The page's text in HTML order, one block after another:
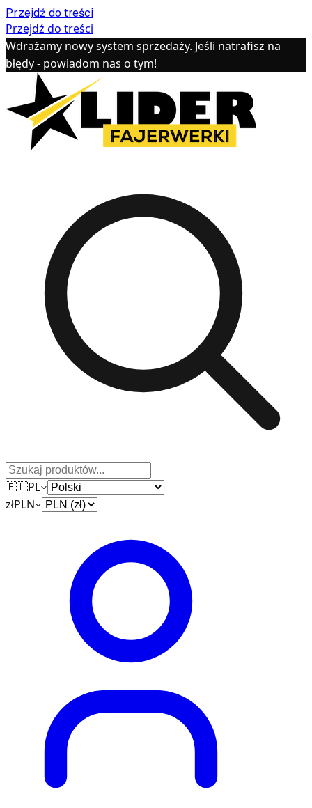
Przejdź do treści
Przejdź do treści
Wdrażamy nowy system sprzedaży. Jeśli natrafisz na
błędy - powiadom nas o tym!
🇵🇱PL
złPLN